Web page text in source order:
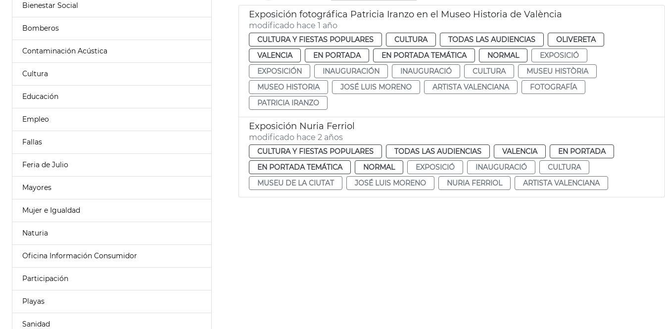
Bienestar Social
Bomberos
Contaminación Acústica
Cultura
Educación
Empleo
Fallas
Feria de Julio
Mayores
Mujer e Igualdad
Naturia
Oficina Información Consumidor
Participación
Playas
Sanidad
Exposición fotográfica Patricia Iranzo en el Museo Historia de València
modificado hace 1 año
CULTURA Y FIESTAS POPULARES CULTURA TODAS LAS AUDIENCIAS
OLIVERETA
VALENCIA
EN PORTADA EN PORTADA TEMÁTICA NORMAL
EXPOSICIÓ
EXPOSICIÓN
INAUGURACIÓN INAUGURACIÓ CULTURA
MUSEU HISTÒRIA
MUSEO HISTORIA
JOSÉ LUIS MORENO ARTISTA VALENCIANA
FOTOGRAFÍA
PATRICIA IRANZO
Exposición Nuria Ferriol
modificado hace 2 años
CULTURA Y FIESTAS POPULARES TODAS LAS AUDIENCIAS VALENCIA
EN PORTADA
EN PORTADA TEMÁTICA
NORMAL EXPOSICIÓ INAUGURACIÓ
CULTURA
MUSEU DE LA CIUTAT
JOSÉ LUIS MORENO NURIA FERRIOL ARTISTA VALENCIANA